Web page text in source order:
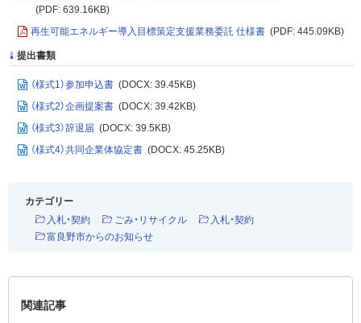
(PDF: 639.16KB)
再生可能エネルギー導入目標策定支援業務委託 仕様書 (PDF: 445.09KB)
提出書類
（様式1）参加申込書 (DOCX: 39.45KB)
（様式2）企画提案書 (DOCX: 39.42KB)
（様式3）辞退届 (DOCX: 39.5KB)
（様式4）共同企業体協定書 (DOCX: 45.25KB)
カテゴリー
入札・契約
ごみ・リサイクル
入札・契約
富良野市からのお知らせ
関連記事